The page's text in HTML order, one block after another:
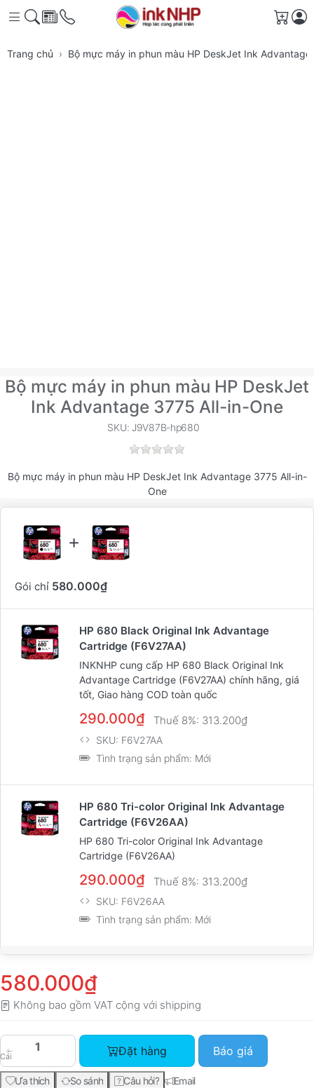
Giỏ
Trang chủ Bộ mực máy in phun màu HP DeskJet Ink
Bộ mực máy in phun màu HP DeskJet
Ink Advantage 3775 All-in-One
SKU: J9V87B-hp680
Bộ mực máy in phun màu HP DeskJet Ink Advantage 3775 All-in-
One
Bộ sản phẩm chứa
Gói chỉ 580.000₫
HP 680 Black Original Ink Advantage
Cartridge (F6V27AA)
INKNHP cung cấp HP 680 Black Original Ink
Advantage Cartridge (F6V27AA) chính hãng, giá
tốt, Giao hàng COD toàn quốc
290.000₫ Thuế 8%: 313.200₫
SKU: F6V27AA
Tình trạng sản phẩm: Mới
HP 680 Tri-color Original Ink Advantage
Cartridge (F6V26AA)
HP 680 Tri-color Original Ink Advantage
Cartridge (F6V26AA)
290.000₫ Thuế 8%: 313.200₫
SKU: F6V26AA
Tình trạng sản phẩm: Mới
580.000₫
Không bao gồm VAT cộng với shipping
Cái
Bộ mực máy in phun màu HP DeskJet Ink
Đặt hàng Báo giá
Ưa thích So sánh Câu hỏi? Email